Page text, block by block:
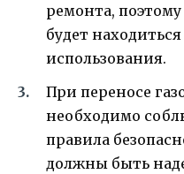
ремонта,
будет
использования.
При переносе
необходимо
правила
должны быть